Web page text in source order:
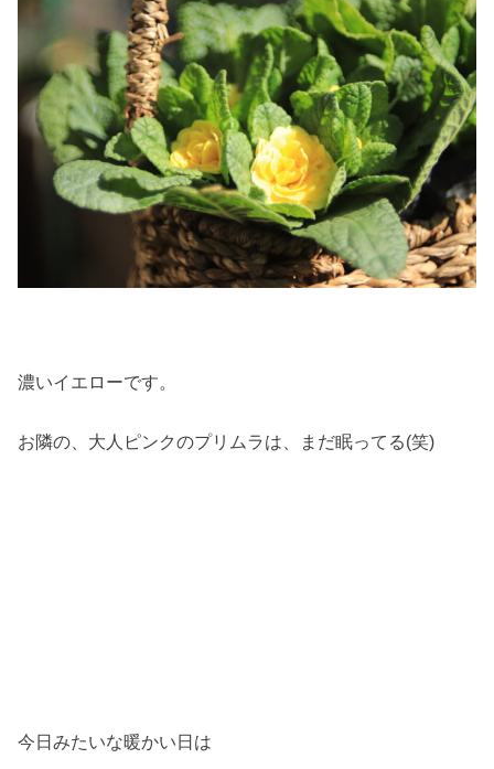
濃いイエローです。
お隣の、大人ピンクのプリムラは、まだ眠ってる(笑)
今日みたいな暖かい日は